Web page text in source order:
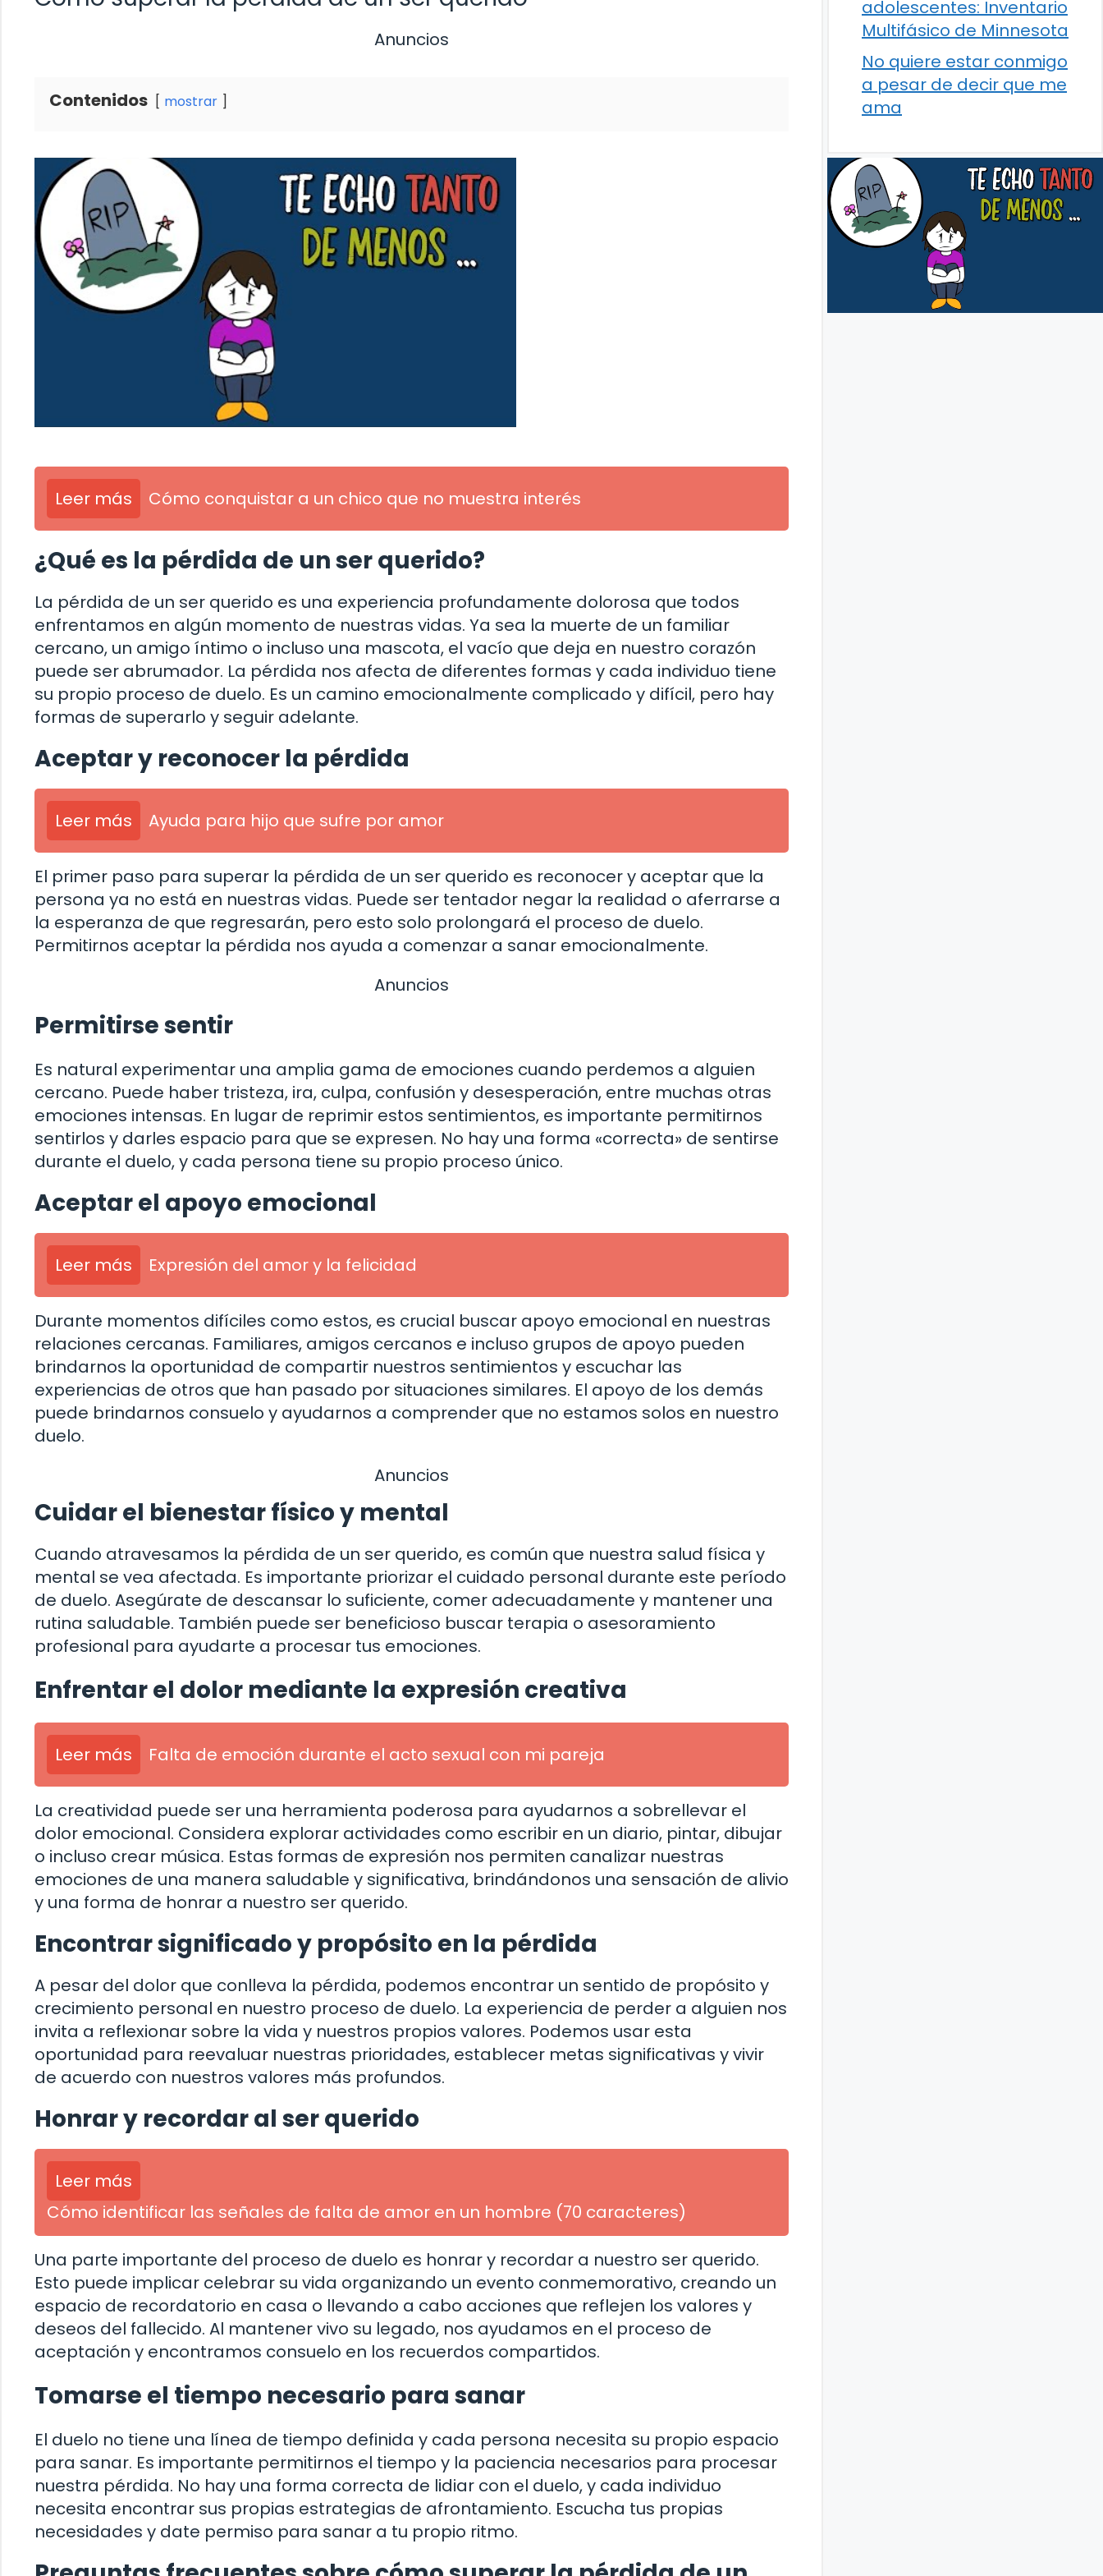
Anuncios
Contenidos mostrar
Leer más Cómo conquistar a un chico que no muestra interés
¿Qué es la pérdida de un ser querido?
La pérdida de un ser querido es una experiencia profundamente dolorosa que todos
enfrentamos en algún momento de nuestras vidas. Ya sea la muerte de un familiar
cercano, un amigo íntimo o incluso una mascota, el vacío que deja en nuestro corazón
puede ser abrumador. La pérdida nos afecta de diferentes formas y cada individuo tiene
su propio proceso de duelo. Es un camino emocionalmente complicado y difícil, pero hay
formas de superarlo y seguir adelante.
Aceptar y reconocer la pérdida
Leer más Ayuda para hijo que sufre por amor
El primer paso para superar la pérdida de un ser querido es reconocer y aceptar que la
persona ya no está en nuestras vidas. Puede ser tentador negar la realidad o aferrarse a
la esperanza de que regresarán, pero esto solo prolongará el proceso de duelo.
Permitirnos aceptar la pérdida nos ayuda a comenzar a sanar emocionalmente.
Anuncios
Permitirse sentir
Es natural experimentar una amplia gama de emociones cuando perdemos a alguien
cercano. Puede haber tristeza, ira, culpa, confusión y desesperación, entre muchas otras
emociones intensas. En lugar de reprimir estos sentimientos, es importante permitirnos
sentirlos y darles espacio para que se expresen. No hay una forma «correcta» de sentirse
durante el duelo, y cada persona tiene su propio proceso único.
Aceptar el apoyo emocional
Leer más Expresión del amor y la felicidad
Durante momentos difíciles como estos, es crucial buscar apoyo emocional en nuestras
relaciones cercanas. Familiares, amigos cercanos e incluso grupos de apoyo pueden
brindarnos la oportunidad de compartir nuestros sentimientos y escuchar las
experiencias de otros que han pasado por situaciones similares. El apoyo de los demás
puede brindarnos consuelo y ayudarnos a comprender que no estamos solos en nuestro
duelo.
Anuncios
Cuidar el bienestar físico y mental
Cuando atravesamos la pérdida de un ser querido, es común que nuestra salud física y
mental se vea afectada. Es importante priorizar el cuidado personal durante este período
de duelo. Asegúrate de descansar lo suficiente, comer adecuadamente y mantener una
rutina saludable. También puede ser beneficioso buscar terapia o asesoramiento
profesional para ayudarte a procesar tus emociones.
Enfrentar el dolor mediante la expresión creativa
Leer más Falta de emoción durante el acto sexual con mi pareja
La creatividad puede ser una herramienta poderosa para ayudarnos a sobrellevar el
dolor emocional. Considera explorar actividades como escribir en un diario, pintar, dibujar
o incluso crear música. Estas formas de expresión nos permiten canalizar nuestras
emociones de una manera saludable y significativa, brindándonos una sensación de alivio
y una forma de honrar a nuestro ser querido.
Encontrar significado y propósito en la pérdida
A pesar del dolor que conlleva la pérdida, podemos encontrar un sentido de propósito y
crecimiento personal en nuestro proceso de duelo. La experiencia de perder a alguien nos
invita a reflexionar sobre la vida y nuestros propios valores. Podemos usar esta
oportunidad para reevaluar nuestras prioridades, establecer metas significativas y vivir
de acuerdo con nuestros valores más profundos.
Honrar y recordar al ser querido
Leer más
Cómo identificar las señales de falta de amor en un hombre (70 caracteres)
Una parte importante del proceso de duelo es honrar y recordar a nuestro ser querido.
Esto puede implicar celebrar su vida organizando un evento conmemorativo, creando un
espacio de recordatorio en casa o llevando a cabo acciones que reflejen los valores y
deseos del fallecido. Al mantener vivo su legado, nos ayudamos en el proceso de
aceptación y encontramos consuelo en los recuerdos compartidos.
Tomarse el tiempo necesario para sanar
El duelo no tiene una línea de tiempo definida y cada persona necesita su propio espacio
para sanar. Es importante permitirnos el tiempo y la paciencia necesarios para procesar
nuestra pérdida. No hay una forma correcta de lidiar con el duelo, y cada individuo
necesita encontrar sus propias estrategias de afrontamiento. Escucha tus propias
necesidades y date permiso para sanar a tu propio ritmo.
adolescentes: Inventario
Multifásico de Minnesota
No quiere estar conmigo
a pesar de decir que me
ama